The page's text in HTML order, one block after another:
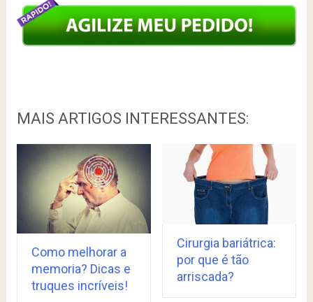
MAIS ARTIGOS INTERESSANTES:
Como melhorar a
memoria? Dicas e
truques incríveis!
Cirurgia bariátrica:
por que é tão
arriscada?